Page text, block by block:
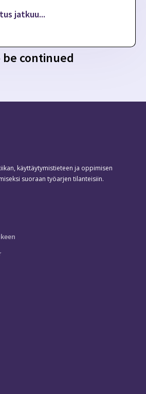
jatkuu...
be continued
käyttäytymistieteen ja oppimisen
suoraan työarjen tilanteisiin.